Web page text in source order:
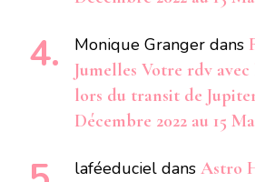
Monique Granger dans
Jumelles Votre rdv
lors du transit de
Décembre 2022 au 15
laféeduciel dans Astro